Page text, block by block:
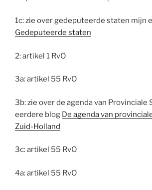
1c: zie over gedeputeerde staten mijn
Gedeputeerde staten
2: artikel 1 RvO
3a: artikel 55 RvO
3b: zie over de agenda van Provinciale
eerdere blog De agenda van
Zuid-Holland
3c: artikel 55 RvO
4a: artikel 55 RvO